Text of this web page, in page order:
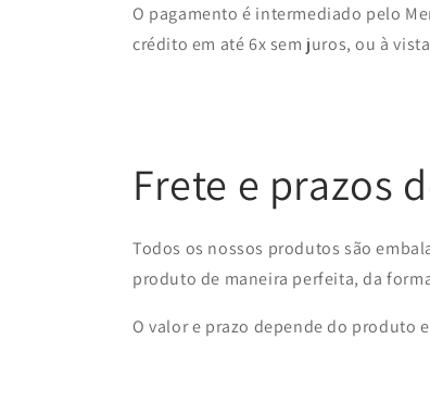
O pagamento é intermediado pelo
crédito em até 6x sem juros, ou à
Frete e prazos
Todos os nossos produtos são
produto de maneira perfeita, da
O valor e prazo depende do produto